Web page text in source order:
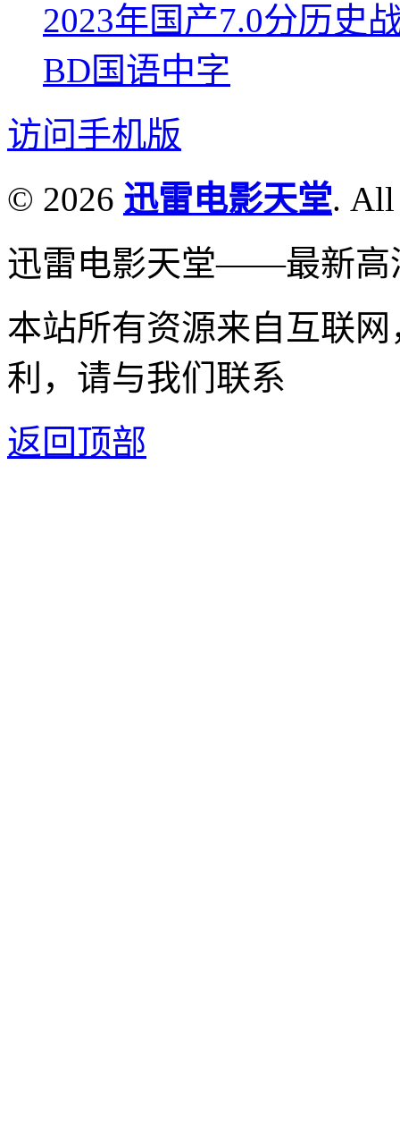
2023年国产7.0分历史
BD国语中字
访问手机版
© 2026 迅雷电影天堂. All
迅雷电影天堂——最新高
本站所有资源来自互联
利，请与我们联系
返回顶部